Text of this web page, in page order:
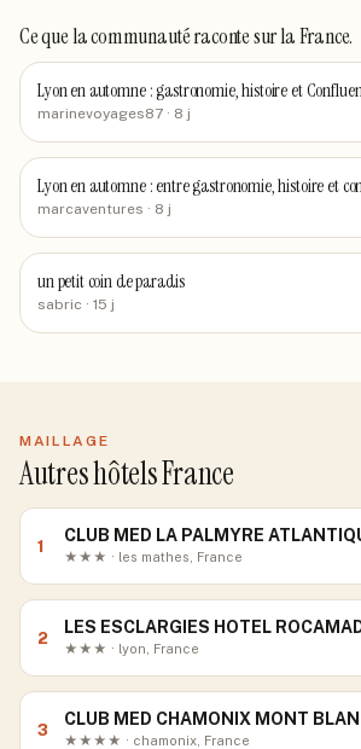
Ce que la communauté racontesur la France.
Lyon en automne : gastronomie, histoire et
marinevoyages87 · 8 j
Lyon en automne : entre gastronomie, histoire et
marcaventures · 8 j
un petit coin de paradis
sabric · 15 j
MAILLAGE
Autres hôtels France
1
CLUB MED LA PALMYRE
★★★ · les mathes, France
2
LES ESCLARGIES HOTEL
★★★ · lyon, France
3
CLUB MED CHAMONIX MONT
★★★★ · chamonix, France